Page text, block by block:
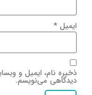
ایمیل *
ذخیره نام، ایمیل و
دیدگاهی می‌نویسم.